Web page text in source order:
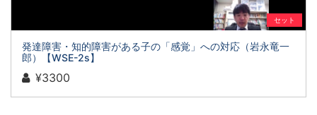
セット
発達障害・知的障害がある子の「感覚」への対応（岩永竜一
郎）【WSE-2s】
¥3300